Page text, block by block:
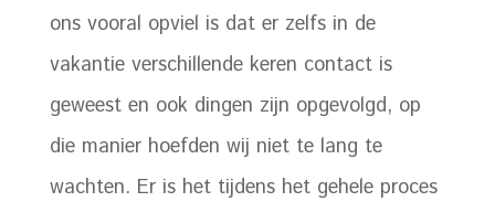
ons vooral opviel is dat er zelfs in de
vakantie verschillende keren contact is
geweest en ook dingen zijn opgevolgd, op
die manier hoefden wij niet te lang te
wachten. Er is het tijdens het gehele proces